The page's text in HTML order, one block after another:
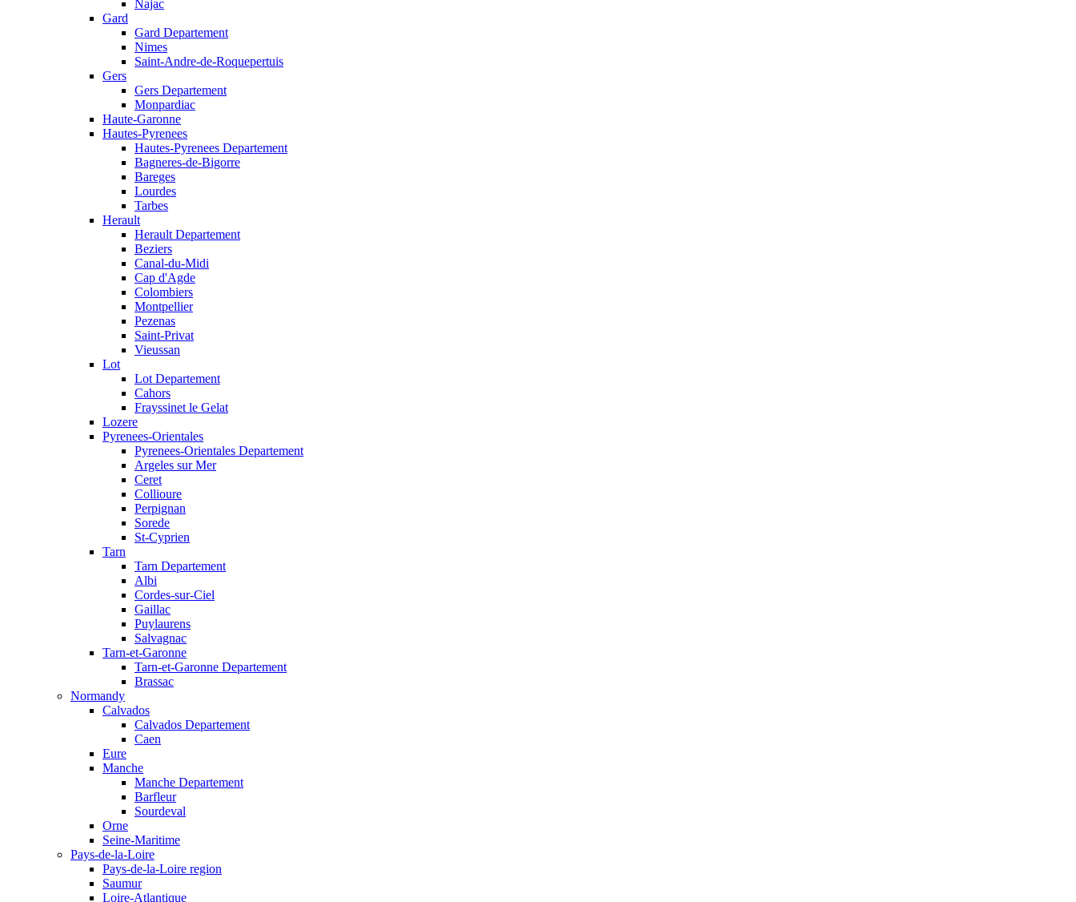
Najac
Gard
Gard Departement
Nimes
Saint-Andre-de-Roquepertuis
Gers
Gers Departement
Monpardiac
Haute-Garonne
Hautes-Pyrenees
Hautes-Pyrenees Departement
Bagneres-de-Bigorre
Bareges
Lourdes
Tarbes
Herault
Herault Departement
Beziers
Canal-du-Midi
Cap d'Agde
Colombiers
Montpellier
Pezenas
Saint-Privat
Vieussan
Lot
Lot Departement
Cahors
Frayssinet le Gelat
Lozere
Pyrenees-Orientales
Pyrenees-Orientales Departement
Argeles sur Mer
Ceret
Collioure
Perpignan
Sorede
St-Cyprien
Tarn
Tarn Departement
Albi
Cordes-sur-Ciel
Gaillac
Puylaurens
Salvagnac
Tarn-et-Garonne
Tarn-et-Garonne Departement
Brassac
Normandy
Calvados
Calvados Departement
Caen
Eure
Manche
Manche Departement
Barfleur
Sourdeval
Orne
Seine-Maritime
Pays-de-la-Loire
Pays-de-la-Loire region
Saumur
Loire-Atlantique